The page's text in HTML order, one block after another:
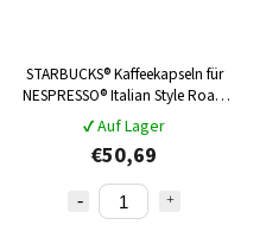
STARBUCKS® Kaffeekapseln für
NESPRESSO® Italian Style Roast
120 Stück
✔ Auf Lager
€50,69